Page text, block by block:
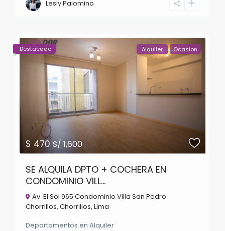
Lesly Palomino
$ 470S/ 1,600
Alquiler Ocasion
Destacado
SE ALQUILA DPTO + COCHERA EN
CONDOMINIO VILL...
Av. El Sol 965 Condominio Villa San Pedro
Chorrillos,Chorrillos,Lima
Departamentos enAlquiler